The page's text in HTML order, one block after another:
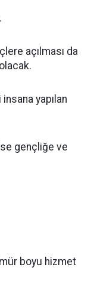
açılması da
insana yapılan
gençliğe ve
boyu hizmet